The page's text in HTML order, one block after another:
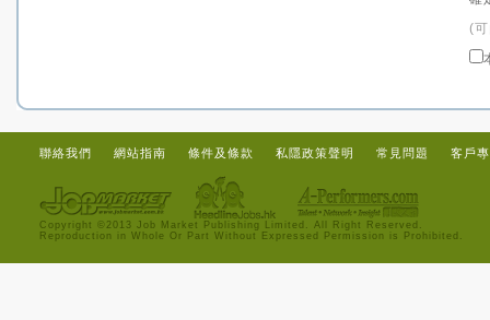
(
聯絡我們 網站指南 條件及條款 私隱政策聲明 常見問題 客戶
Copyright ©2013 Job Market Publishing Limited. All Right Reserved.
Reproduction in Whole Or Part Without Expressed Permission is Prohibited.